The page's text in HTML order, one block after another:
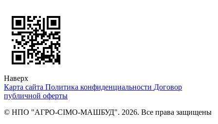
Наверх
Карта сайта Политика конфиденциальности Договор
публичной оферты
© НПО "АГРО-СІМО-МАШБУД". 2026. Все права защищены